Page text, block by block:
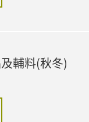
輔料(秋冬)